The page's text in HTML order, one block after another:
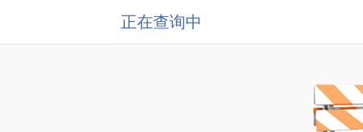
正在查询中